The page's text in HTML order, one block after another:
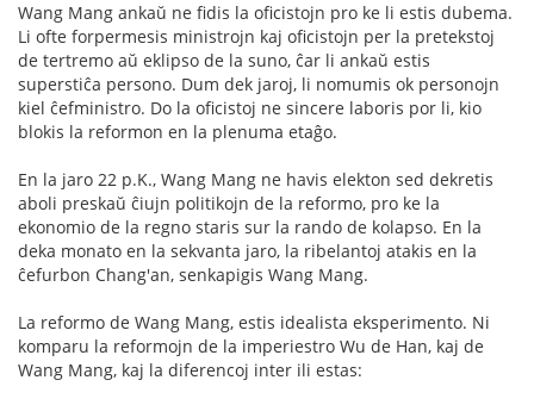
Wang Mang ankaŭ ne fidis la oficistojn pro ke li estis dubema.
Li ofte forpermesis ministrojn kaj oficistojn per la pretekstoj
de tertremo aŭ eklipso de la suno, ĉar li ankaŭ estis
superstiĉa persono. Dum dek jaroj, li nomumis ok personojn
kiel ĉefministro. Do la oficistoj ne sincere laboris por li, kio
blokis la reformon en la plenuma etaĝo.
En la jaro 22 p.K., Wang Mang ne havis elekton sed dekretis
aboli preskaŭ ĉiujn politikojn de la reformo, pro ke la
ekonomio de la regno staris sur la rando de kolapso. En la
deka monato en la sekvanta jaro, la ribelantoj atakis en la
ĉefurbon Chang'an, senkapigis Wang Mang.
La reformo de Wang Mang, estis idealista eksperimento. Ni
komparu la reformojn de la imperiestro Wu de Han, kaj de
Wang Mang, kaj la diferencoj inter ili estas: